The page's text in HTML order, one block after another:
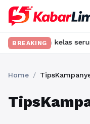
BREAKING
kelas seru dan
Home /